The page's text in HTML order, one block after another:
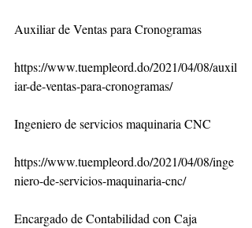
Auxiliar de Ventas para Cronogramas
https://www.tuempleord.do/2021/04/08/auxil
iar-de-ventas-para-cronogramas/
Ingeniero de servicios maquinaria CNC
https://www.tuempleord.do/2021/04/08/inge
niero-de-servicios-maquinaria-cnc/
Encargado de Contabilidad con Caja